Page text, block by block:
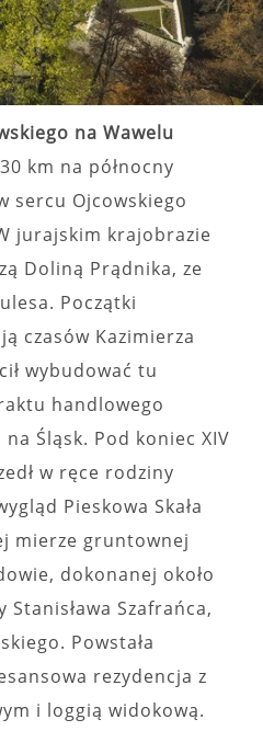
na Wawelu
km na północny
sercu Ojcowskiego
jurajskim krajobrazie
Doliną Prądnika, ze
Początki
czasów Kazimierza
wybudować tu
handlowego
Śląsk. Pod koniec XIV
w ręce rodziny
Pieskowa Skała
mierze gruntownej
dokonanej około
Szafrańca,
Powstała
rezydencja z
i loggią widokową.